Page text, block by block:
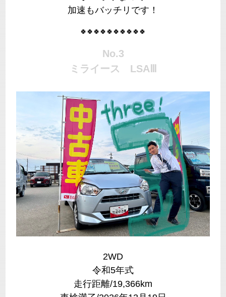
加速もバッチリです！
🍀🍀🍀🍀🍀🍀🍀🍀🍀🍀
No.3
ミライース LSAⅢ
2WD
令和5年式
走行距離/19,366km